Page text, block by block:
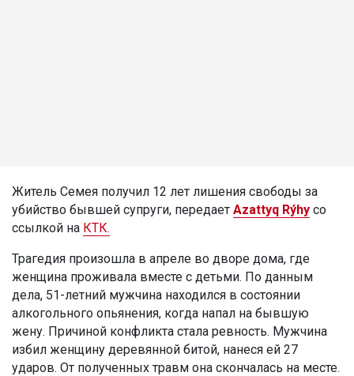
Житель Семея получил 12 лет лишения свободы за
убийство бывшей супруги, передает Azattyq Rýhy со
ссылкой на КТК.
Трагедия произошла в апреле во дворе дома, где
женщина проживала вместе с детьми. По данным
дела, 51-летний мужчина находился в состоянии
алкогольного опьянения, когда напал на бывшую
жену. Причиной конфликта стала ревность. Мужчина
избил женщину деревянной битой, нанеся ей 27
ударов. От полученных травм она скончалась на месте.